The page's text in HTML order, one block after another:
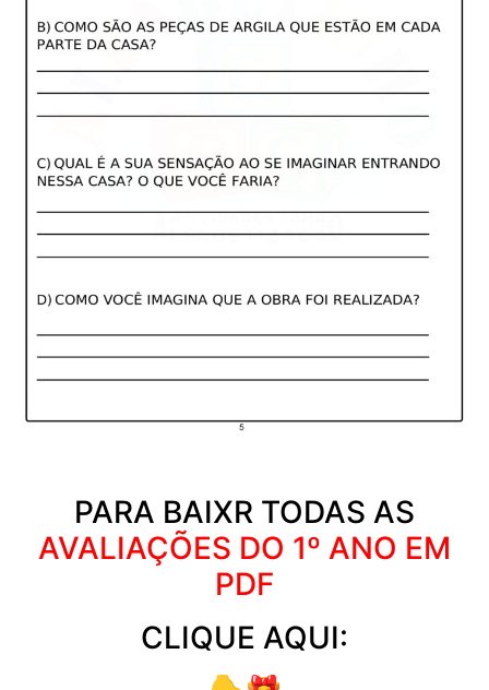
PARA BAIXR TODAS AS
AVALIAÇÕES DO 1º ANO EM
PDF
CLIQUE AQUI: